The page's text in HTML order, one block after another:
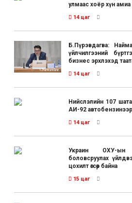
улмаас хоёр хүн
14 цаг
Б.Пүрэвдагва:
үйлчилгээний
бизнес эрхлэхэд
14 цаг
Нийслэлийн 107
АИ-92
14 цаг
Украин ОХУ-
боловсруулах
цохилт өгсөөр байна
15 цаг